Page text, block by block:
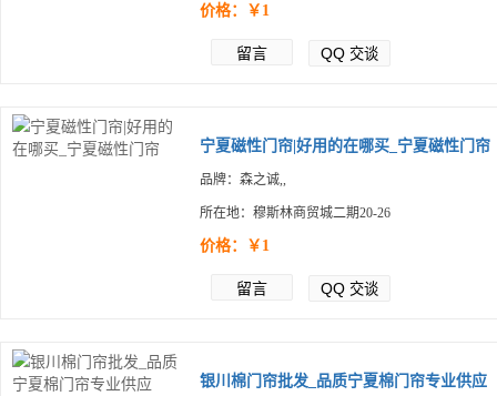
价格：￥1
留言 QQ 交谈
宁夏磁性门帘|好用的在哪买_宁夏磁性门帘
品牌：森之诚,,
所在地：穆斯林商贸城二期20-26
价格：￥1
留言 QQ 交谈
银川棉门帘批发_品质宁夏棉门帘专业供应